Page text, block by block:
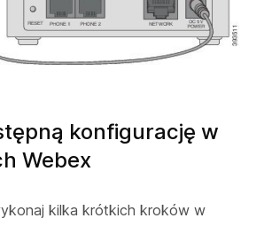
konfigurację w
Webex
kilka krótkich kroków w